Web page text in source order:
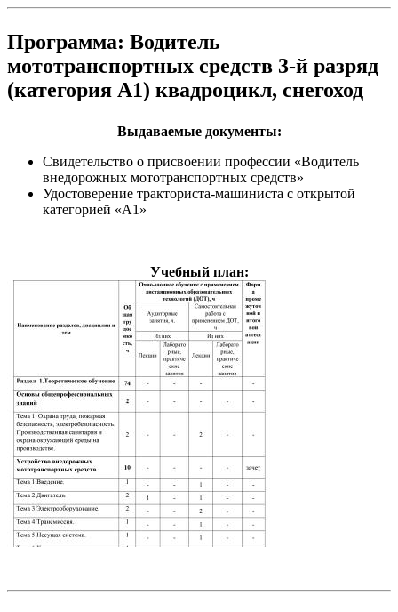
Программа: Водитель
мототранспортных средств 3-й разряд
(категория А1) квадроцикл, снегоход
Выдаваемые документы:
Cвидетельство о присвоении профессии «Водитель
внедорожных мототранспортных средств»
Удостоверение тракториста-машиниста с открытой
категорией «А1»
Учебный план: